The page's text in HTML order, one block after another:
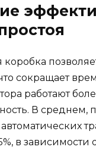
коробка
сокращает
работают
В среднем,
в зависимости